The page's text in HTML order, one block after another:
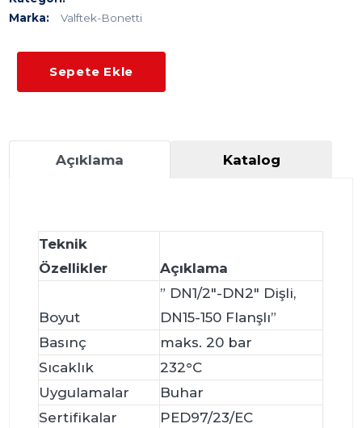
Marka:
Valftek-Bonetti
Sepete Ekle
Açıklama Katalog
Teknik
Özellikler
Açıklama
Boyut
” DN1/2″-DN2″ Dişli,
DN15-150 Flanşlı”
Basınç
maks. 20 bar
Sıcaklık
232°C
Uygulamalar
Buhar
Sertifikalar
PED97/23/EC